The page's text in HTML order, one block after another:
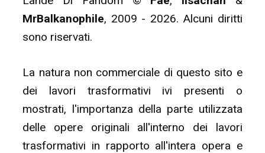
MrBalkanophile, 2009 - 2026. Alcuni diritti
sono riservati.
La natura non commerciale di questo sito e
dei lavori trasformativi ivi presenti o
mostrati, l'importanza della parte utilizzata
delle opere originali all'interno dei lavori
trasformativi in rapporto all'intera opera e